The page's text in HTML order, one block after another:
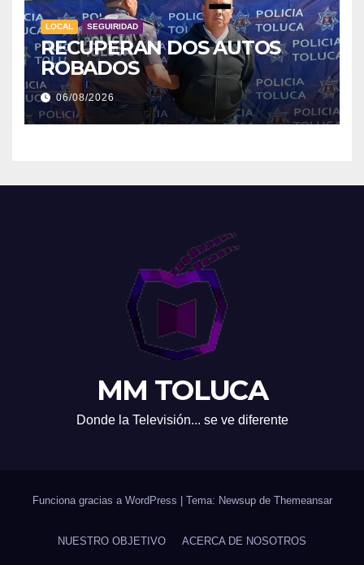
LOCAL SEGUIRIDAD
RECUPERAN DOS AUTOS
ROBADOS
06/08/2026
MM TOLUCA
Donde la Televisión... se ve diferente
Funciona gracias a WordPress | Tema: Newsup de Themeansar
NUESTRO OBJETIVO ACERCA DE NOSOTROS